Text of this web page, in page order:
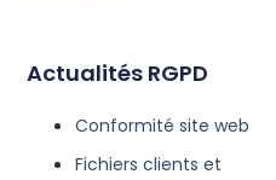
Actualités RGPD
Conformité site web
Fichiers clients et